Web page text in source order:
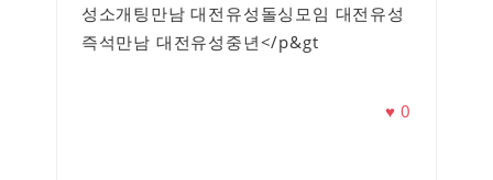
성소개팅만남 대전유성돌싱모임 대전유성
즉석만남 대전유성중년</p&gt
♥0